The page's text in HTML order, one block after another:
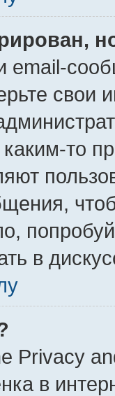
email-
свои
то
в
Privacy
в